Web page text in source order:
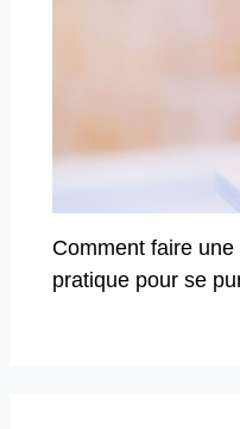
Comment faire
pratique pour se